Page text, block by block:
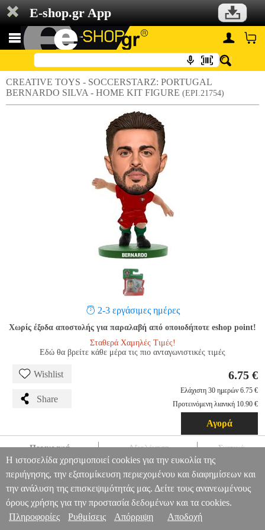
E-shop.gr App
CREATIVE TOYS - SOCCERSTARZ: PORTUGAL
BERNARDO SILVA - HOME KIT FIGURE (EPI.21754)
2-3 εργάσιμες ημέρες
Χωρίς έξοδα αποστολής για παραλαβή από οποιοδήποτε eshop point!
Σταθερά Χαμηλές Τιμές!
Εδώ θα βρείτε κάθε μέρα τις πιο ανταγωνιστικές τιμές
Wishlist
Share
6.75 €
Ελάχιστη 30 ημερών 6.75 €
Προτεινόμενη λιανική 10.90 €
Αγορά
Περιγραφή Αξιολόγηση Σχετικά
CREATIVE TOYS - SOCCERSTARZ: PORTUGAL BERNARDO
SILVA - HOME KIT FIGURE
EPI.21754
CREATIVE
TOYS CREATIVE TOYS ΗΡΩΕΣ CREATIVE TOYS -
SOCCERSTARZ: PORTUGAL BERNARDO SILVA - HOME KIT
FIGURE
Πληροφορίες & Υπηρεσίες >
Η ιστοσελίδα χρησιμοποιεί cookies για την ευκολία της
περιήγησης, την εξατομίκευση περιεχομένου και διαφημίσεων και
την ανάλυση της επισκεψιμότητάς μας. Δείτε τους ανανεωμένους
όρους χρήσης για την προστασία δεδομένων και τα cookies.
Πληροφορίες
Ρυθμίσεις Απόρριψη Αποδοχή